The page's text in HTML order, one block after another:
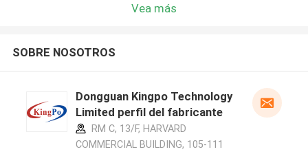
Vea más
SOBRE NOSOTROS
Dongguan Kingpo Technology
Limited perfil del fabricante
RM C, 13/F, HARVARD
COMMERCIAL BUILDING, 105-111